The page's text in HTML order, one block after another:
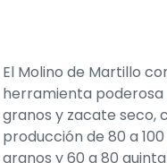
El Molino de Martillo
herramienta
granos y zacate seco,
producción de 80 a
granos y 60 a 80